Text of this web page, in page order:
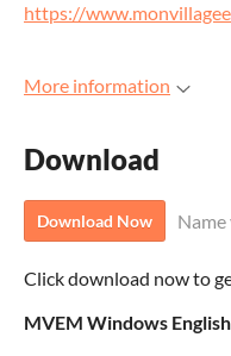
https://
More information
Download
Download Now
Click download now to
MVEM Windows